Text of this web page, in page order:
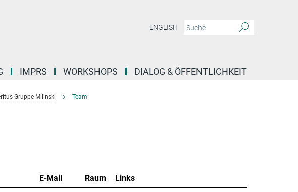
ENGLISH
IMPRS WORKSHOPS DIALOG & ÖFFENTLICHKEIT
Gruppe Milinski Team
E-Mail Raum
Links